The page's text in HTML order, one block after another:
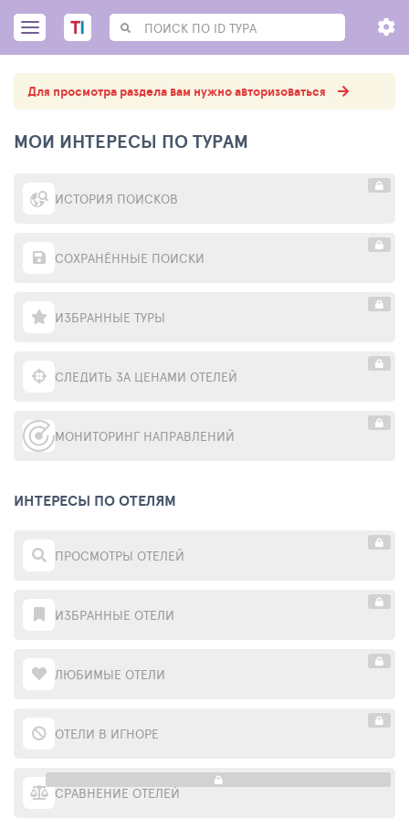
Для просмотра раздела вам нужно авторизоваться
МОИ ИНТЕРЕСЫ ПО ТУРАМ
ИСТОРИЯ ПОИСКОВ
СОХРАНЁННЫЕ ПОИСКИ
ИЗБРАННЫЕ ТУРЫ
СЛЕДИТЬ ЗА ЦЕНАМИ ОТЕЛЕЙ
МОНИТОРИНГ НАПРАВЛЕНИЙ
ИНТЕРЕСЫ ПО ОТЕЛЯМ
ПРОСМОТРЫ ОТЕЛЕЙ
ИЗБРАННЫЕ ОТЕЛИ
ЛЮБИМЫЕ ОТЕЛИ
ОТЕЛИ В ИГНОРЕ
СРАВНЕНИЕ ОТЕЛЕЙ